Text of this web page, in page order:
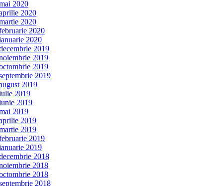
2020
2020
2020
2020
2020
2019
2019
2019
2019
2019
2019
2019
2019
2019
2019
2019
2019
2018
2018
2018
2018